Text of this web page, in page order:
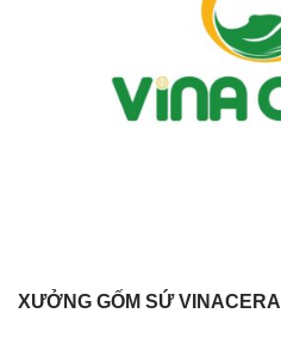
XƯỞNG GỐM SỨ VINACERA